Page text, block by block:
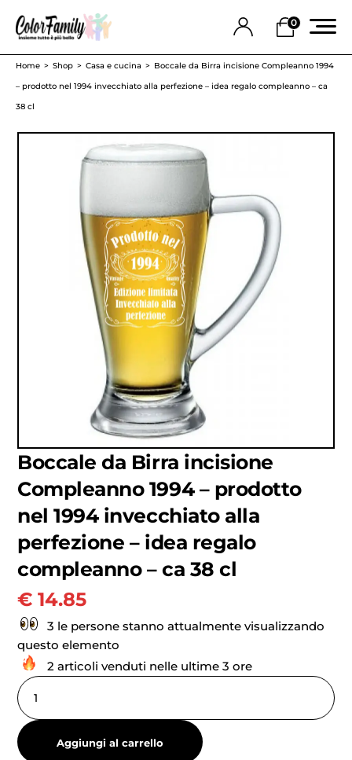
0
Home Shop Casa e cucina
Boccale da Birra incisione Compleanno 1994
– prodotto nel 1994 invecchiato alla perfezione – idea regalo compleanno – ca
38 cl
Boccale da Birra incisione
Compleanno 1994 – prodotto
nel 1994 invecchiato alla
perfezione – idea regalo
compleanno – ca 38 cl
€ 14.85
3 le persone stanno attualmente visualizzando
questo elemento
2 articoli venduti nelle ultime 3 ore
Aggiungi al carrello